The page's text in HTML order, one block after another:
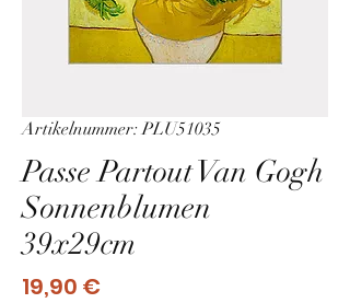
Artikelnummer: PLU51035
Passe Partout Van Gogh
Sonnenblumen
39x29cm
19,90 €